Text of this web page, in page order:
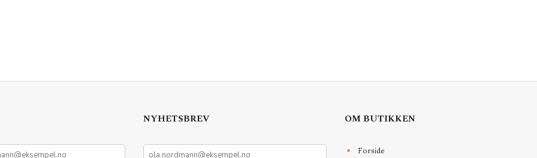
NYHETSBREV OM BUTIKKEN
Forside